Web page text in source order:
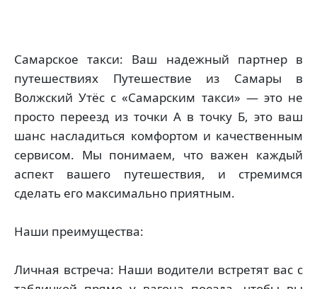
Самарское такси: Ваш надежный партнер в
путешествиях Путешествие из Самары в
Волжский Утёс с «Самарским такси» — это не
просто переезд из точки А в точку Б, это ваш
шанс насладиться комфортом и качественным
сервисом. Мы понимаем, что важен каждый
аспект вашего путешествия, и стремимся
сделать его максимально приятным.
Наши преимущества:
Личная встреча: Наши водители встретят вас с